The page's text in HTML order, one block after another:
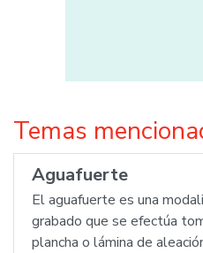
Temas
Aguafuerte
El aguafuerte es una
grabado que se efectúa
plancha o lámina de